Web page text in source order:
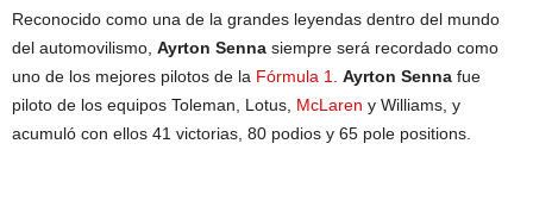
Reconocido como una de la grandes leyendas dentro del mundo
del automovilismo, Ayrton Senna siempre será recordado como
uno de los mejores pilotos de la Fórmula 1 Ayrton Senna fue
piloto de los equipos Toleman, Lotus, McLaren y Williams, y
acumuló con ellos 41 victorias, 80 podios y 65 pole positions.